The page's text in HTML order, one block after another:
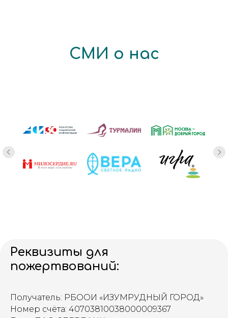
СМИ о нас
Реквизиты для
пожертвований:
Получатель: РБООИ «ИЗУМРУДНЫЙ ГОРОД»
Номер счёта: 40703810038000009367